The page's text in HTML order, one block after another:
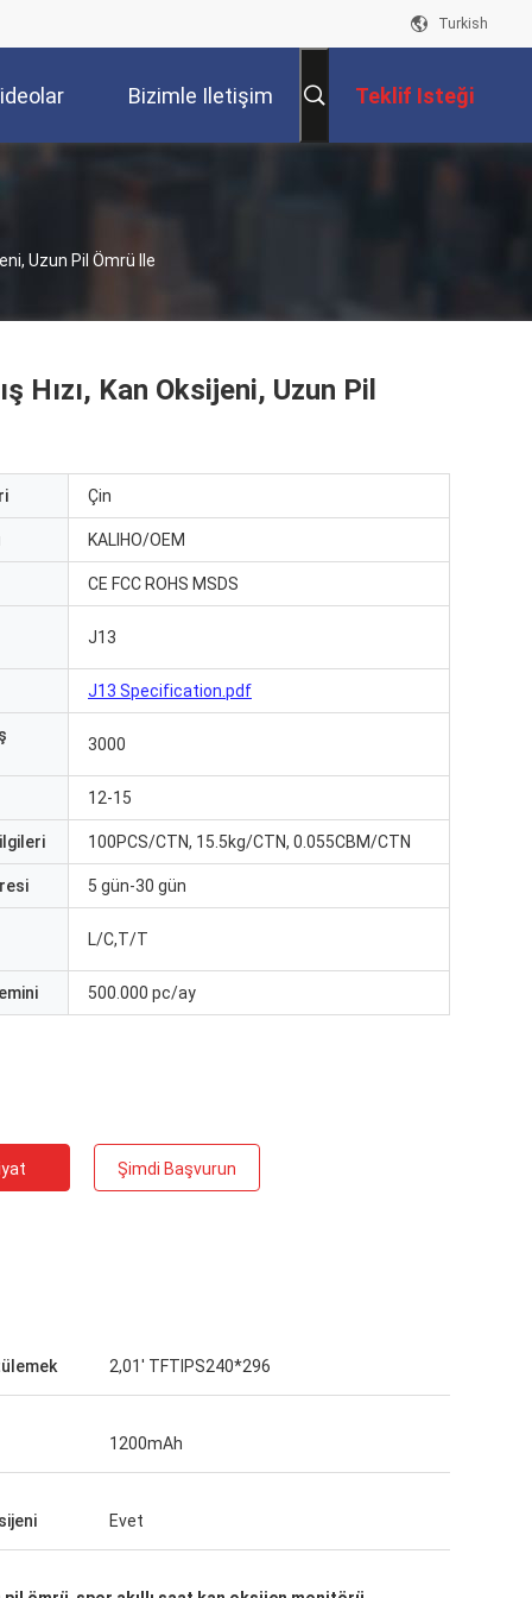
Turkish
Bizimle Iletişim Teklif Isteği
Uzun Pil Ömrü Ile
Hızı, Kan Oksijeni, Uzun Pil
Çin
KALIHO/OEM
CE FCC ROHS MSDS
J13
J13 Specification.pdf
3000
12-15
100PCS/CTN, 15.5kg/CTN, 0.055CBM/CTN
5 gün-30 gün
L/C,T/T
500.000 pc/ay
Şimdi Başvurun
2,01' TFTIPS240*296
1200mAh
Evet